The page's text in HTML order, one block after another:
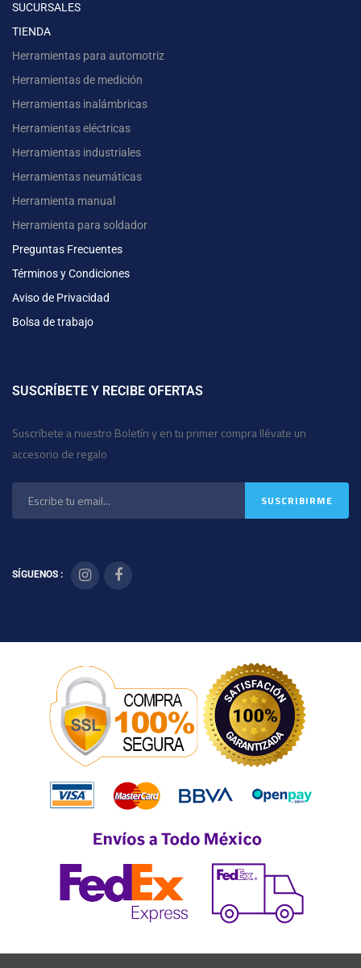
SUCURSALES
TIENDA
Herramientas para automotriz
Herramientas de medición
Herramientas inalámbricas
Herramientas eléctricas
Herramientas industriales
Herramientas neumáticas
Herramienta manual
Herramienta para soldador
Preguntas Frecuentes
Términos y Condiciones
Aviso de Privacidad
Bolsa de trabajo
SUSCRÍBETE Y RECIBE OFERTAS
Suscríbete a nuestro Boletín y en tu primer compra llévate un
accesorio de regalo
SÍGUENOS :